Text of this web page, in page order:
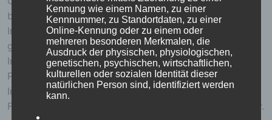
bereits gesetzte Cookies jederzeit über einen
Internetbrowser oder andere Softwareprogramme
gelöscht werden. Dies ist in allen gängigen
Internetbrowsern möglich. Deaktiviert die betroffene
Person die Setzung von Cookies in dem genutzten
Internetbrowser, sind unter Umständen nicht alle
Funktionen unserer Internetseite vollumfänglich nutzbar.
Kennung wie einem Namen, zu einer
Kennnummer, zu Standortdaten, zu einer
Online-Kennung oder zu einem oder
mehreren besonderen Merkmalen, die
Ausdruck der physischen, physiologischen,
genetischen, psychischen, wirtschaftlichen,
kulturellen oder sozialen Identität dieser
natürlichen Person sind, identifiziert werden
kann.